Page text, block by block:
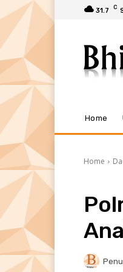
31.7 C
Home
Home